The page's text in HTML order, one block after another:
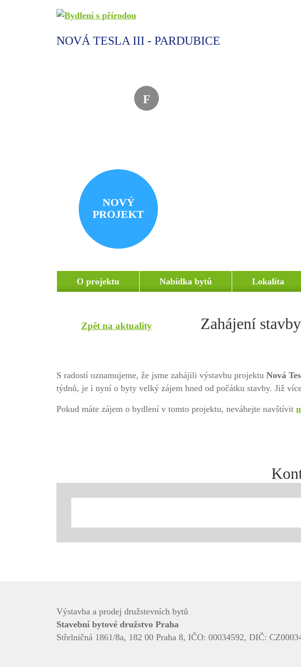
NOVÁ TESLA III - PARDUBICE
NOVÝ
PROJEKT
F
O projektu Nabídka bytů Lokalita
Zpět na aktuality Zahájení
S radostí oznamujeme, že jsme zahájili výstavbu projektu Nová
týdnů, je i nyní o byty velký zájem hned od počátku stavby. Již
Pokud máte zájem o bydlení v tomto projektu, neváhejte navštívit
Výstavba a prodej družstevních bytů
Stavební bytové družstvo Praha
Střelničná 1861/8a, 182 00 Praha 8, IČO: 00034592, DIČ: